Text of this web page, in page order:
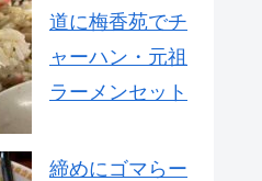
道に梅香苑でチ
ャーハン・元祖
ラーメンセット
締めにゴマらー